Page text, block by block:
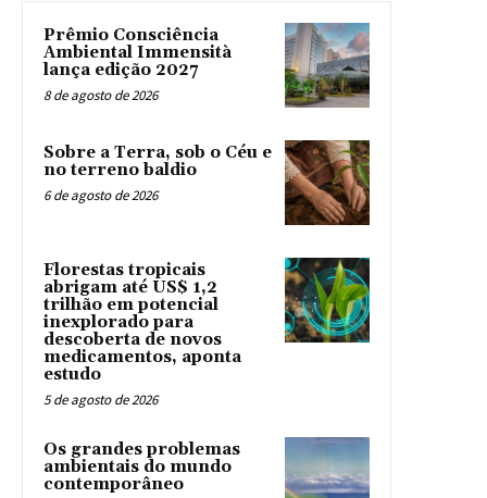
Prêmio Consciência
Ambiental Immensità
lança edição 2027
8 de agosto de 2026
Sobre a Terra, sob o Céu e
no terreno baldio
6 de agosto de 2026
Florestas tropicais
abrigam até US$ 1,2
trilhão em potencial
inexplorado para
descoberta de novos
medicamentos, aponta
estudo
5 de agosto de 2026
Os grandes problemas
ambientais do mundo
contemporâneo